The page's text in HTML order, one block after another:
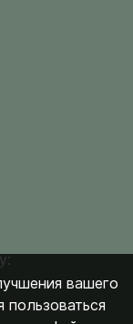
вашего